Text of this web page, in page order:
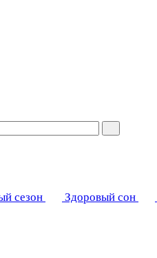
сезон Здоровый сон